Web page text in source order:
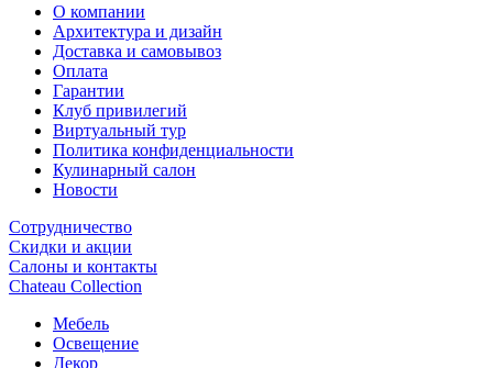
О компании
Архитектура и дизайн
Доставка и самовывоз
Оплата
Гарантии
Клуб привилегий
Виртуальный тур
Политика конфиденциальности
Кулинарный салон
Новости
Сотрудничество
Скидки и акции
Салоны и контакты
Chateau Collection
Мебель
Освещение
Декор